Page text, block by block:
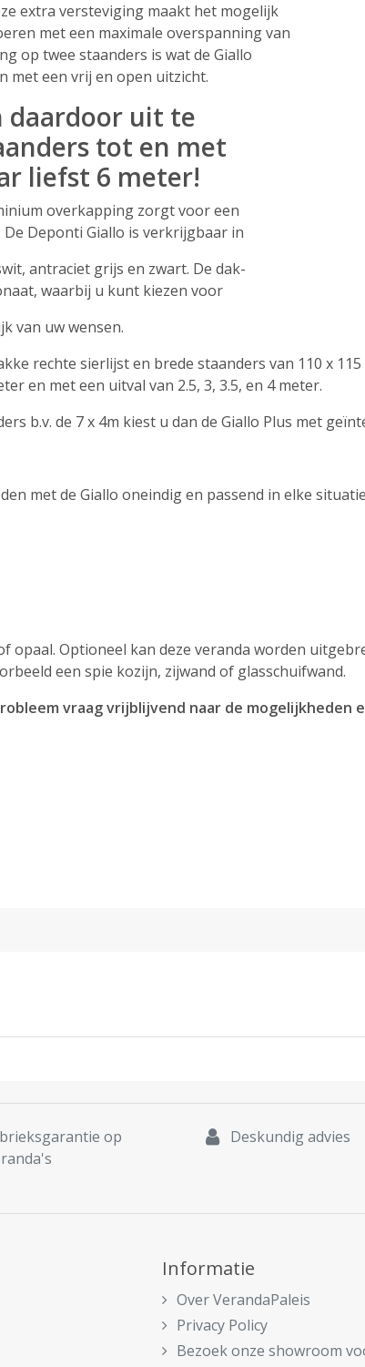
extra versteviging maakt het mogelijk
met een maximale overspanning van
op twee staanders is wat de Giallo
met een vrij en open uitzicht.
daardoor uit te
tot en met
liefst 6 meter!
overkapping zorgt voor een
Deponti Giallo is verkrijgbaar in
antraciet grijs en zwart. De dak-
waarbij u kunt kiezen voor
van uw wensen.
rechte sierlijst en brede staanders van 110 x 115
en met een uitval van 2.5, 3, 3.5, en 4 meter.
b.v. de 7 x 4m kiest u dan de Giallo Plus met
met de Giallo oneindig en passend in elke
Optioneel kan deze veranda worden
een spie kozijn, zijwand of glasschuifwand.
vraag vrijblijvend naar de mogelijkheden
op
Deskundig advies
Informatie
Over VerandaPaleis
Privacy Policy
Bezoek onze showroom